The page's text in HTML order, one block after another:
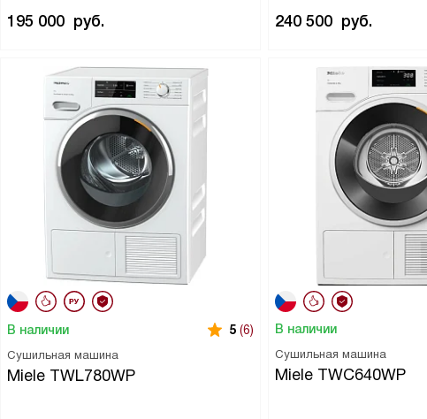
195 000 руб. 240 500 руб.
Сушильная машина
Miele TWL780WP
В наличии 5 (6)
Сушильная машина
Miele TWC640WP
В наличии